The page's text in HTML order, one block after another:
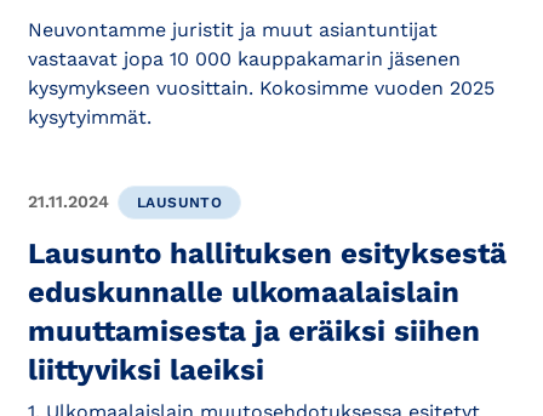
Neuvontamme juristit ja muut asiantuntijat
vastaavat jopa 10 000 kauppakamarin jäsenen
kysymykseen vuosittain. Kokosimme vuoden 2025
kysytyimmät.
21.11.2024 LAUSUNTO
Lausunto hallituksen esityksestä
eduskunnalle ulkomaalaislain
muuttamisesta ja eräiksi siihen
liittyviksi laeiksi